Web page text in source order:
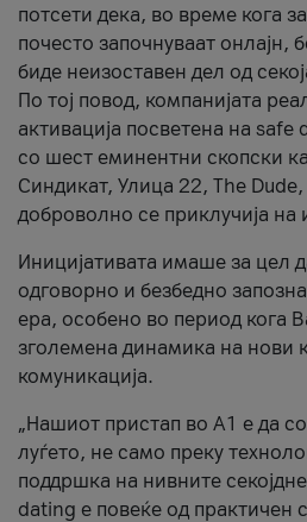
потсети дека, во време кога
почесто започнуваат онлајн,
биде неизоставен дел од
По тој повод, компанијата
активација посветена на
со шест еминентни скопски
Синдикат, Улица 22, The
доброволно се приклучија на
Иницијативата имаше за цел
одговорно и безбедно
ера, особено во период кога
зголемена динамика на нови
комуникација.
„Нашиот пристап во А1 е да
луѓето, не само преку
поддршка на нивните
dating е повеќе од практичен